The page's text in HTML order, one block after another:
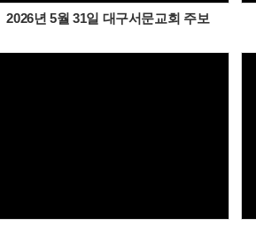
2026년 5월 31일 대구서문교회 주보